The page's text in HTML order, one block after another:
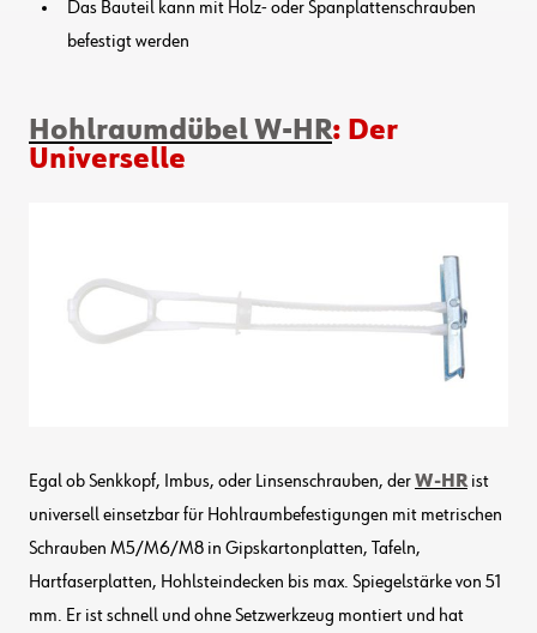
Das Bauteil kann mit Holz- oder Spanplattenschrauben
befestigt werden
Hohlraumdübel W-HR: Der
Universelle
Egal ob Senkkopf, Imbus, oder Linsenschrauben, derW-HRist
universell einsetzbar für Hohlraumbefestigungen mit metrischen
Schrauben M5/M6/M8 in Gipskartonplatten, Tafeln,
Hartfaserplatten, Hohlsteindecken bis max. Spiegelstärke von 51
mm. Er ist schnell und ohne Setzwerkzeug montiert und hat